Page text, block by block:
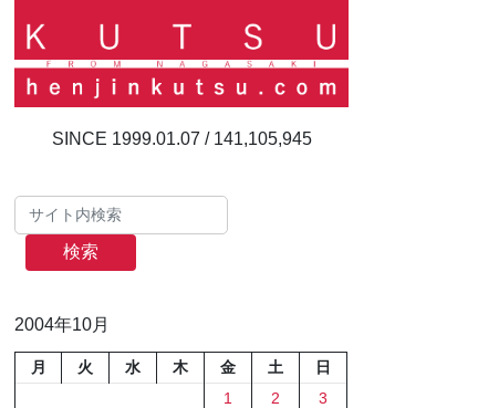
141,105,945
検索
2004年10月
月 火 水 木 金 土
日
1
2
3